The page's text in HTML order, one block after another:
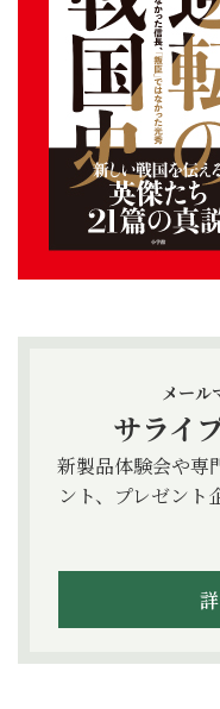
メール
サライ
新製品体験会や専
ント、プレゼント